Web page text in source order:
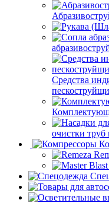
Средства
очистки труб